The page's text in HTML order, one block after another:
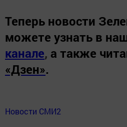
Теперь новости
можете узнать в
канале, а также
«Дзен».
Новости СМИ2